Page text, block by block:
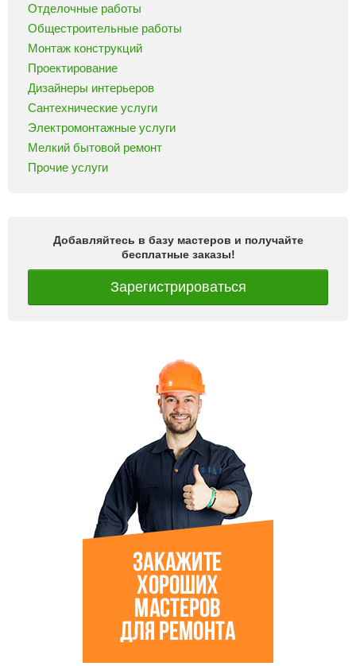
Отделочные работы
Общестроительные работы
Монтаж конструкций
Проектирование
Дизайнеры интерьеров
Сантехнические услуги
Электромонтажные услуги
Мелкий бытовой ремонт
Прочие услуги
Добавляйтесь в базу мастеров и получайте
бесплатные заказы!
Зарегистрироваться